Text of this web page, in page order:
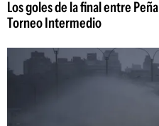
Los goles de la final entre
Torneo Intermedio